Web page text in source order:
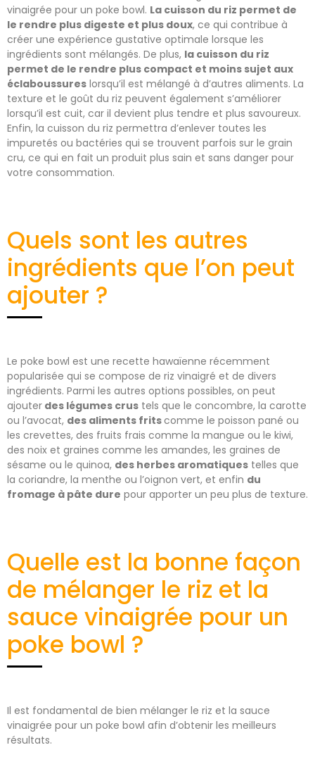
vinaigrée pour un poke bowl. La cuisson du riz permet de
le rendre plus digeste et plus doux, ce qui contribue à
créer une expérience gustative optimale lorsque les
ingrédients sont mélangés. De plus, la cuisson du riz
permet de le rendre plus compact et moins sujet aux
éclaboussures lorsqu’il est mélangé à d’autres aliments. La
texture et le goût du riz peuvent également s’améliorer
lorsqu’il est cuit, car il devient plus tendre et plus savoureux.
Enfin, la cuisson du riz permettra d’enlever toutes les
impuretés ou bactéries qui se trouvent parfois sur le grain
cru, ce qui en fait un produit plus sain et sans danger pour
votre consommation.
Quels sont les autres
ingrédients que l’on peut
ajouter ?
Le poke bowl est une recette hawaïenne récemment
popularisée qui se compose de riz vinaigré et de divers
ingrédients. Parmi les autres options possibles, on peut
ajouter des légumes crus tels que le concombre, la carotte
ou l’avocat, des aliments fritscomme le poisson pané ou
les crevettes, des fruits frais comme la mangue ou le kiwi,
des noix et graines comme les amandes, les graines de
sésame ou le quinoa, des herbes aromatiques telles que
la coriandre, la menthe ou l’oignon vert, et enfin du
fromage à pâte dure pour apporter un peu plus de texture.
Quelle est la bonne façon
de mélanger le riz et la
sauce vinaigrée pour un
poke bowl ?
Il est fondamental de bien mélanger le riz et la sauce
vinaigrée pour un poke bowl afin d’obtenir les meilleurs
résultats.